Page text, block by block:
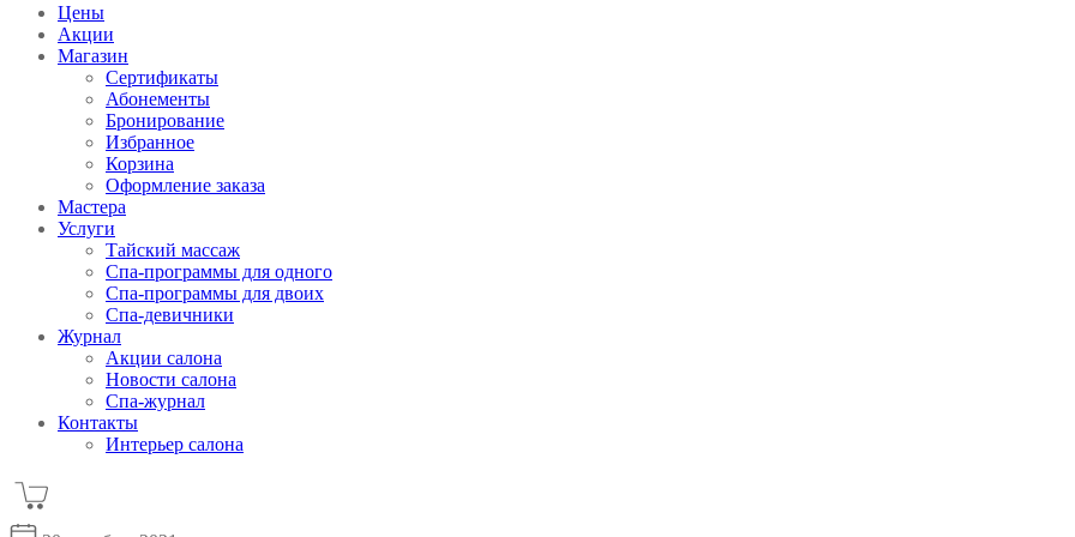
Цены
Акции
Магазин
Сертификаты
Абонементы
Бронирование
Избранное
Корзина
Оформление заказа
Мастера
Услуги
Тайский массаж
Спа-программы для одного
Спа-программы для двоих
Спа-девичники
Журнал
Акции салона
Новости салона
Спа-журнал
Контакты
Интерьер салона